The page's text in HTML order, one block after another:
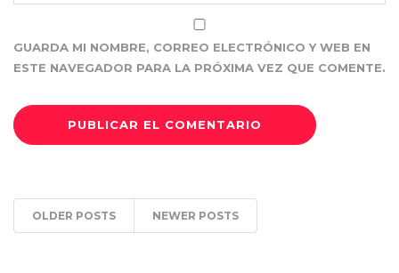
GUARDA MI NOMBRE, CORREO ELECTRÓNICO Y WEB EN
ESTE NAVEGADOR PARA LA PRÓXIMA VEZ QUE COMENTE.
OLDER POSTS NEWER POSTS